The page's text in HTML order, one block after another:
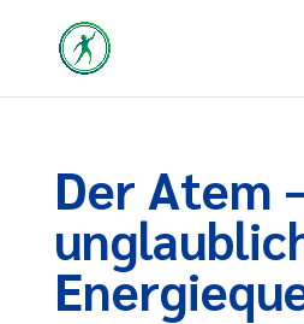
Der Atem